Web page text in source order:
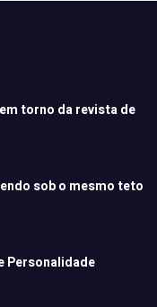
torno da revista de
sob o mesmo teto
Personalidade